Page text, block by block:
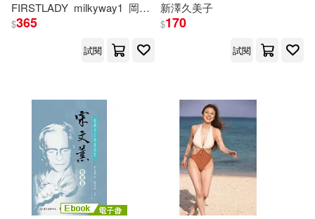
ABSOLUTE SUPER POSE(210)
大槻ひびき(210)
安祖緹(210)
proto star編集部(209)
Universal(752)
今周文化(749)
校園書房(743) 九歌(739)
FIRSTLADY milkyway1 岡田 久美子
$365
試閱
新澤久美子
$170
試閱